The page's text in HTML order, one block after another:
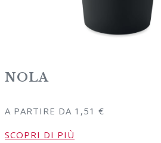
NOLA
A PARTIRE DA 1,51 €
SCOPRI DI PIÙ